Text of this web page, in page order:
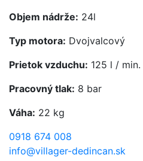
Objem nádrže: 24l
Typ motora: Dvojvalcový
Prietok vzduchu: 125 l / min.
Pracovný tlak: 8 bar
Váha: 22 kg
0918 674 008
info@villager-dedincan.sk